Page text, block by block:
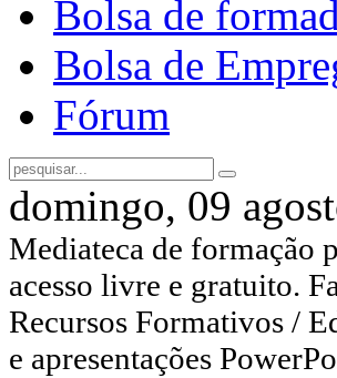
Bolsa de
Bolsa de
Fórum
domingo, 09
Mediateca de formação
acesso livre e gratuito.
Recursos Formativos /
e apresentações